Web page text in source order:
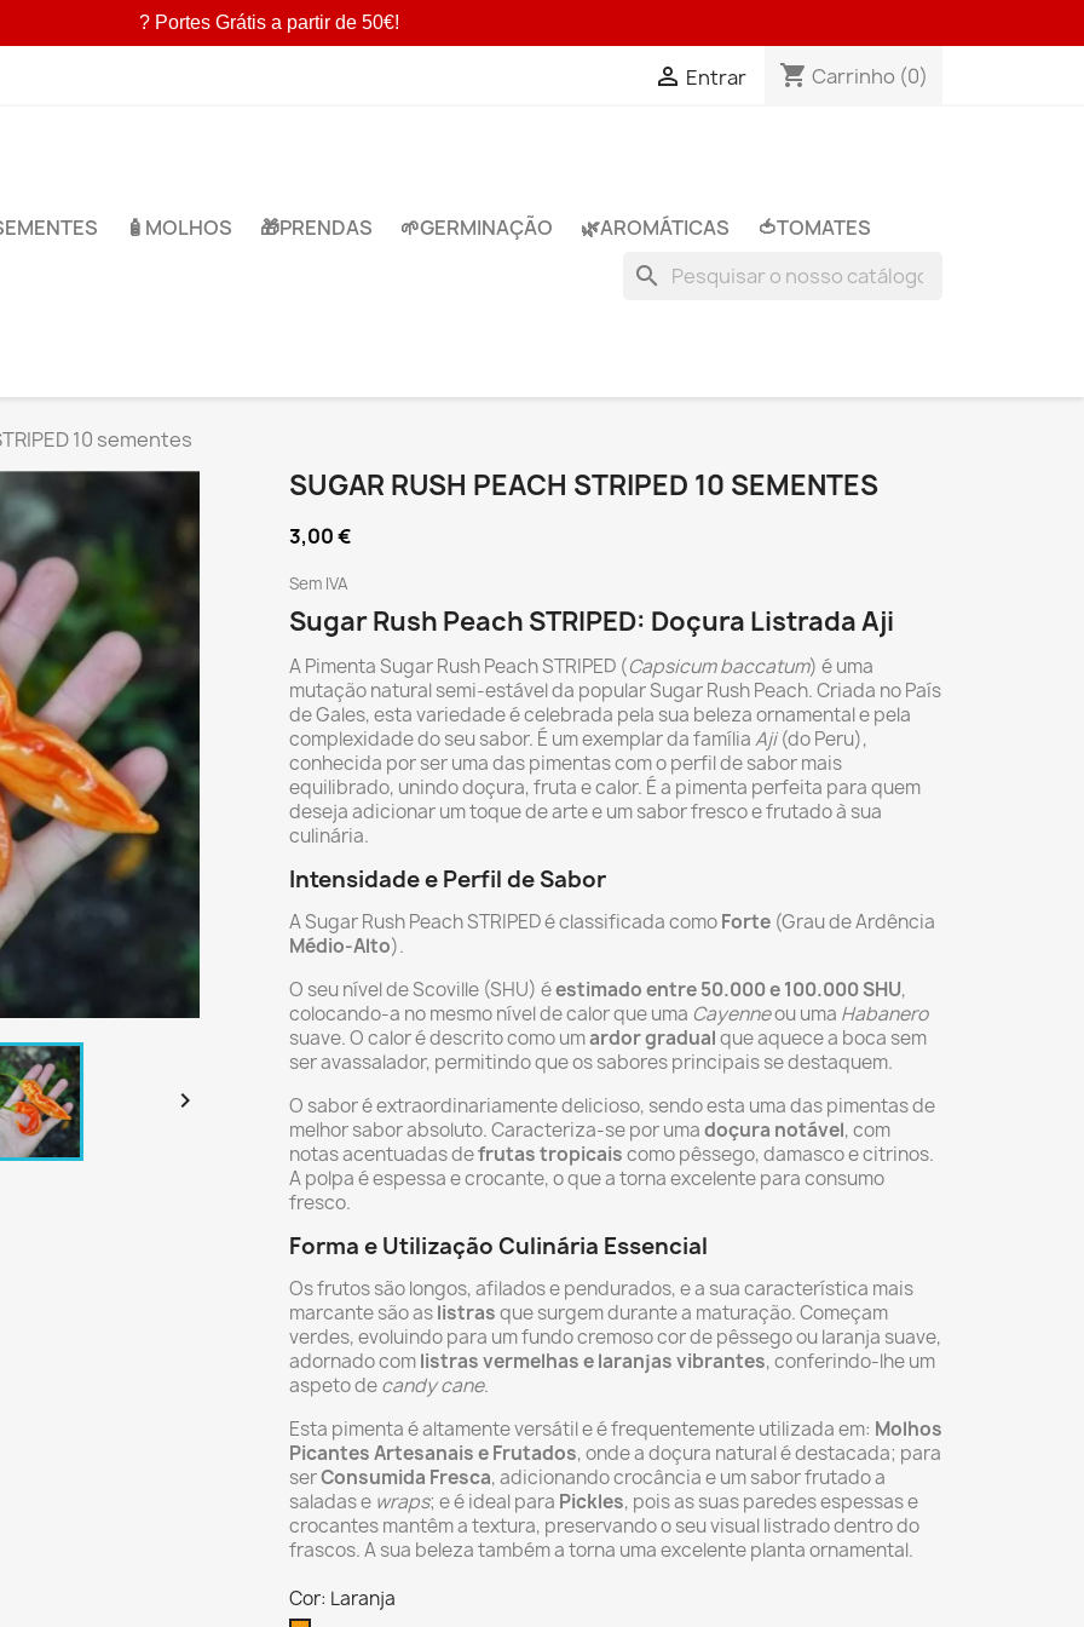
 Entrar shopping_cart Carrinho (0)
🧴MOLHOS 🎁​PRENDAS 🌱​GERMINAÇÃO 🌿​AROMÁTICAS 🍅​TOMATES
search
10 sementes

SUGAR RUSH PEACH STRIPED 10 SEMENTES
3,00 €
Sem IVA
Sugar Rush Peach STRIPED: Doçura Listrada Aji
A Pimenta Sugar Rush Peach STRIPED (Capsicum baccatum) é uma
mutação natural semi-estável da popular Sugar Rush Peach. Criada no País
de Gales, esta variedade é celebrada pela sua beleza ornamental e pela
complexidade do seu sabor. É um exemplar da famíliaAji(do Peru),
conhecida por ser uma das pimentas com o perfil de sabor mais
equilibrado, unindo doçura, fruta e calor. É a pimenta perfeita para quem
deseja adicionar um toque de arte e um sabor fresco e frutado à sua
culinária.
Intensidade e Perfil de Sabor
A Sugar Rush Peach STRIPED é classificada comoForte (Grau de Ardência
Médio-Alto).
O seu nível de Scoville (SHU) éestimado entre 50.000 e 100.000 SHU,
colocando-a no mesmo nível de calor que uma Cayenneou uma Habanero
suave. O calor é descrito como umardor gradualque aquece a boca sem
ser avassalador, permitindo que os sabores principais se destaquem.
O sabor é extraordinariamente delicioso, sendo esta uma das pimentas de
melhor sabor absoluto. Caracteriza-se por umadoçura notável, com
notas acentuadas defrutas tropicaiscomo pêssego, damasco e citrinos.
A polpa é espessa e crocante, o que a torna excelente para consumo
fresco.
Forma e Utilização Culinária Essencial
Os frutos são longos, afilados e pendurados, e a sua característica mais
marcante são aslistrasque surgem durante a maturação. Começam
verdes, evoluindo para um fundo cremoso cor de pêssego ou laranja suave,
adornado comlistras vermelhas e laranjas vibrantes, conferindo-lhe um
aspeto decandy cane.
Esta pimenta é altamente versátil e é frequentemente utilizada em: Molhos
Picantes Artesanais e Frutados, onde a doçura natural é destacada; para
serConsumida Fresca, adicionando crocância e um sabor frutado a
saladas e wraps; e é ideal para Pickles, pois as suas paredes espessas e
crocantes mantêm a textura, preservando o seu visual listrado dentro do
frascos. A sua beleza também a torna uma excelente planta ornamental.
Cor: Laranja
? Portes Grátis a partir de 50€!